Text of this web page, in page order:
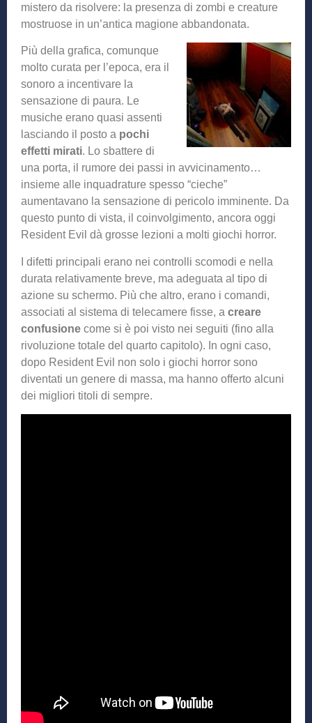
mistero da risolvere: la presenza di zombi e creature
mostruose in un’antica magione abbandonata.
Più della grafica, comunque
molto curata per l’epoca, era il
sonoro a incentivare la
sensazione di paura. Le
musiche erano quasi assenti
lasciando il posto a pochi
effetti mirati. Lo sbattere di
una porta, il rumore dei passi in avvicinamento…
insieme alle inquadrature spesso “cieche”
aumentavano la sensazione di pericolo imminente. Da
questo punto di vista, il coinvolgimento, ancora oggi
Resident Evil dà grosse lezioni a molti giochi horror.
I difetti principali erano nei controlli scomodi e nella
durata relativamente breve, ma adeguata al tipo di
azione su schermo. Più che altro, erano i comandi,
associati al sistema di telecamere fisse, a creare
confusione come si è poi visto nei seguiti (fino alla
rivoluzione totale del quarto capitolo). In ogni caso,
dopo Resident Evil non solo i giochi horror sono
diventati un genere di massa, ma hanno offerto alcuni
dei migliori titoli di sempre.